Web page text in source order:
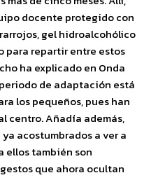
docente protegido con
gel hidroalcohólico
para repartir entre estos
ha explicado en Onda
de adaptación está
los pequeños, pues han
centro. Añadía además,
acostumbrados a ver a
ellos también son
que ahora ocultan